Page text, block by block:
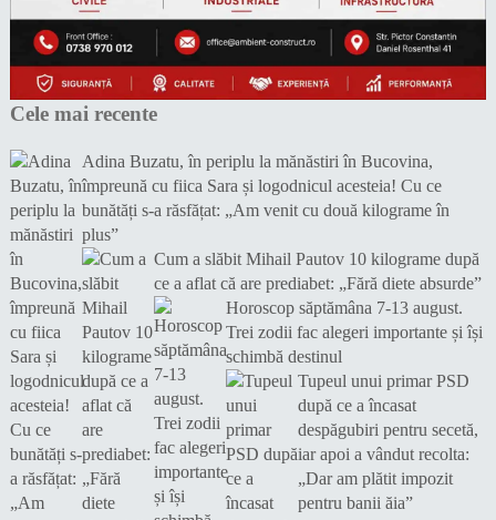
Cele mai recente
Adina Buzatu, în periplu la mănăstiri în Bucovina,
împreună cu fiica Sara și logodnicul acesteia! Cu ce
bunătăți s-a răsfățat: „Am venit cu două kilograme în
plus”
Cum a slăbit Mihail Pautov 10 kilograme după
ce a aflat că are prediabet: „Fără diete absurde”
Horoscop săptămâna 7-13 august.
Trei zodii fac alegeri importante și își
schimbă destinul
Tupeul unui primar PSD
după ce a încasat
despăgubiri pentru secetă,
iar apoi a vândut recolta:
„Dar am plătit impozit
pentru banii ăia”